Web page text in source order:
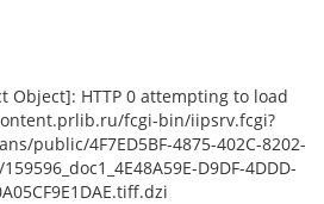
Object]: HTTP 0 attempting to load
fcgi-bin/iipsrv.fcgi?
public/4F7ED5BF-4875-402C-8202-
D9DF-4DDD-